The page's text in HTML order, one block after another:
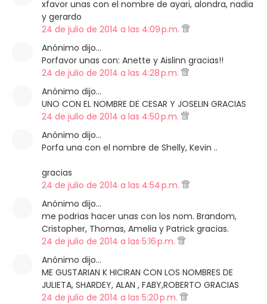
xfavor unas con el nombre de ayari, alondra, nadia
y gerardo
24 de julio de 2014 a las 4:09 p.m.
Anónimo dijo…
Porfavor unas con: Anette y Aislinn gracias!!
24 de julio de 2014 a las 4:28 p.m.
Anónimo dijo…
UNO CON EL NOMBRE DE CESAR Y JOSELIN GRACIAS
24 de julio de 2014 a las 4:50 p.m.
Anónimo dijo…
Porfa una con el nombre de Shelly, Kevin ..
gracias
24 de julio de 2014 a las 4:54 p.m.
Anónimo dijo…
me podrias hacer unas con los nom. Brandom,
Cristopher, Thomas, Amelia y Patrick gracias.
24 de julio de 2014 a las 5:16 p.m.
Anónimo dijo…
ME GUSTARIAN K HICIRAN CON LOS NOMBRES DE
JULIETA, SHARDEY, ALAN , FABY,ROBERTO GRACIAS
24 de julio de 2014 a las 5:20 p.m.